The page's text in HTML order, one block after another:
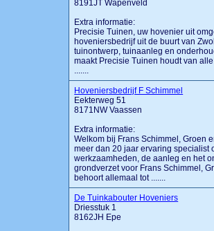
8191JT Wapenveld
Extra informatie:
Precisie Tuinen, uw hovenier uit
hoveniersbedrijf uit de buurt van
tuinontwerp, tuinaanleg en
maakt Precisie Tuinen houdt van
.......
Hoveniersbedrijf F Schimmel
Eekterweg 51
8171NW Vaassen
Extra informatie:
Welkom bij Frans Schimmel, Groen
meer dan 20 jaar ervaring specialist
werkzaamheden, de aanleg en het
grondverzet voor Frans Schimmel,
behoort allemaal tot .......
De Tuinkabouter Hoveniers
Driesstuk 1
8162JH Epe